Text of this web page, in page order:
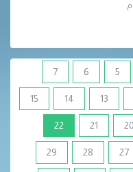
5
6
7
13
14
15
20
21
22
27
28
29